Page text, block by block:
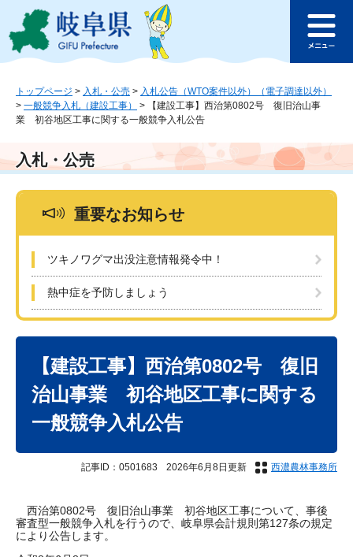
ジ
ュ
本
文
このページの本文へ
ュ
トップページ > 入札・公売 > 入札公告（WTO案件以外）（電子調達以外）
> 一般競争入札（建設工事） >
【建設工事】西治第0802号 復旧治山事
業 初谷地区工事に関する一般競争入札公告
入札・公売
重要なお知らせ
ツキノワグマ出没注意情報発令中！
熱中症を予防しましょう
【建設工事】西治第0802号 復旧
治山事業 初谷地区工事に関する
一般競争入札公告
記事ID：0501683 2026年6月8日更新 西濃農林事務所
西治第0802号 復旧治山事業 初谷地区工事について、事後
審査型一般競争入札を行うので、岐阜県会計規則第127条の規定
により公告します。